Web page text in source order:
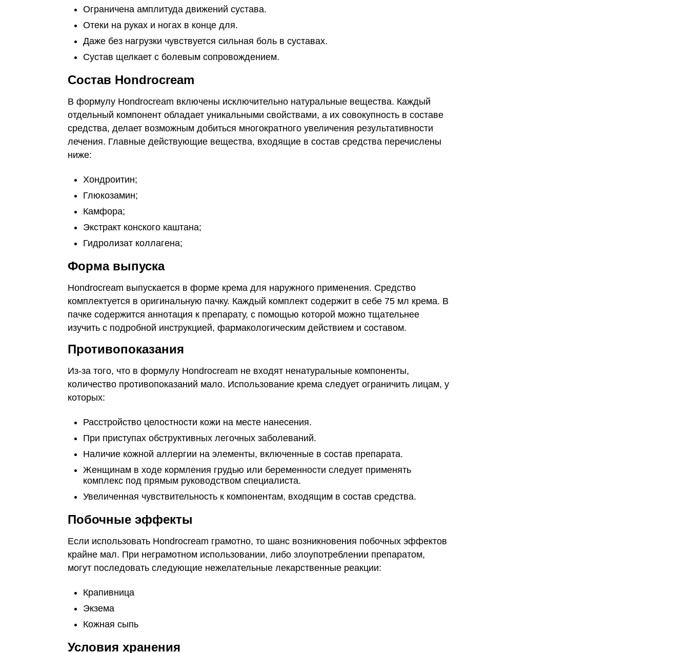
Ограничена амплитуда движений сустава.
Отеки на руках и ногах в конце для.
Даже без нагрузки чувствуется сильная боль в суставах.
Сустав щелкает с болевым сопровождением.
Состав Hondrocream
В формулу Hondrocream включены исключительно натуральные вещества. Каждый
отдельный компонент обладает уникальными свойствами, а их совокупность в составе
средства, делает возможным добиться многократного увеличения результативности
лечения. Главные действующие вещества, входящие в состав средства перечислены
ниже:
Хондроитин;
Глюкозамин;
Камфора;
Экстракт конского каштана;
Гидролизат коллагена;
Форма выпуска
Hondrocream выпускается в форме крема для наружного применения. Средство
комплектуется в оригинальную пачку. Каждый комплект содержит в себе 75 мл крема. В
пачке содержится аннотация к препарату, с помощью которой можно тщательнее
изучить с подробной инструкцией, фармакологическим действием и составом.
Противопоказания
Из-за того, что в формулу Hondrocream не входят ненатуральные компоненты,
количество противопоказаний мало. Использование крема следует ограничить лицам, у
которых:
Расстройство целостности кожи на месте нанесения.
При приступах обструктивных легочных заболеваний.
Наличие кожной аллергии на элементы, включенные в состав препарата.
Женщинам в ходе кормления грудью или беременности следует применять
комплекс под прямым руководством специалиста.
Увеличенная чувствительность к компонентам, входящим в состав средства.
Побочные эффекты
Если использовать Hondrocream грамотно, то шанс возникновения побочных эффектов
крайне мал. При неграмотном использовании, либо злоупотреблении препаратом,
могут последовать следующие нежелательные лекарственные реакции:
Крапивница
Экзема
Кожная сыпь
Условия хранения